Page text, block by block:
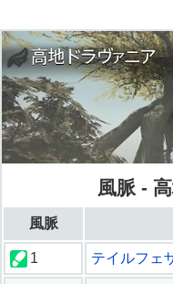
風脈 -
風脈
1 テイルフェ